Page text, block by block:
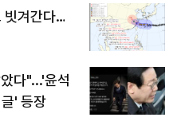
빗겨간다…
다"...'윤석
' 등장